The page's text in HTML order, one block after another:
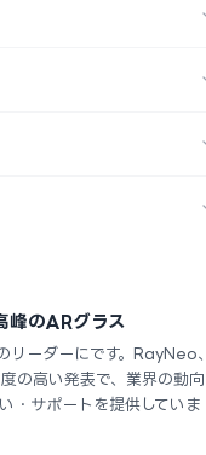
のARグラス
ーダーにです。RayNeo、
の高い発表で、業界の動向
・サポートを提供していま